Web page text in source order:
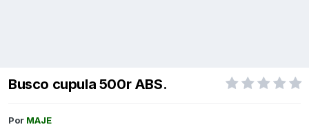
Busco cupula 500r ABS.
Por MAJE